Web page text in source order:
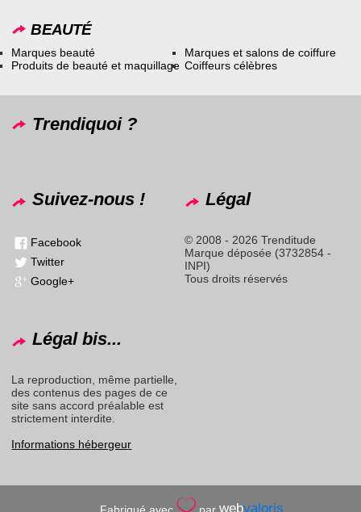
BEAUTÉ
Marques beauté
Produits de beauté et maquillage
Marques et salons de coiffure
Coiffeurs célèbres
Trendiquoi ?
Suivez-nous !
Facebook
Twitter
Google+
Légal
© 2008 - 2026 Trenditude
Marque déposée (3732854 -
INPI)
Tous droits réservés
Légal bis...
La reproduction, même partielle,
des contenus des pages de ce
site sans accord préalable est
strictement interdite.
Informations hébergeur
Fabriqué avec parwebvaloris